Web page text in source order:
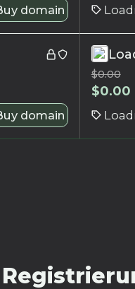
domain
domain
$0.00
$0.00